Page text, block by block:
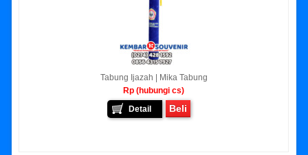
Tabung Ijazah | Mika Tabung
Rp (hubungi cs)
Detail
Beli